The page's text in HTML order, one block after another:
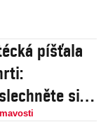
píšťala
si
který po